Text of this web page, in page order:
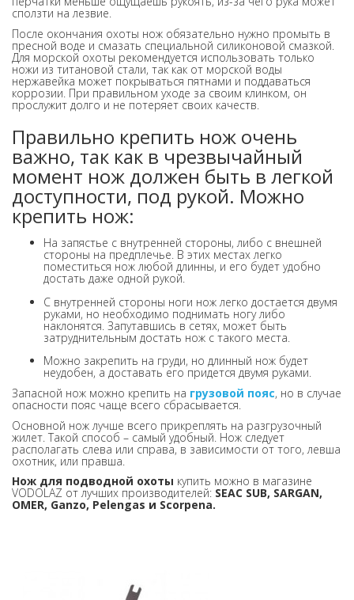
сползти на лезвие.
После окончания охоты нож обязательно нужно промыть в
пресной воде и смазать специальной силиконовой смазкой.
Для морской охоты рекомендуется использовать только
ножи из титановой стали, так как от морской воды
нержавейка может покрываться пятнами и поддаваться
коррозии. При правильном уходе за своим клинком, он
прослужит долго и не потеряет своих качеств.
Правильно крепить нож очень
важно, так как в чрезвычайный
момент нож должен быть в легкой
доступности, под рукой. Можно
крепить нож:
На запястье с внутренней стороны, либо с внешней
стороны на предплечье. В этих местах легко
поместиться нож любой длинны, и его будет удобно
достать даже одной рукой.
С внутренней стороны ноги нож легко достается двумя
руками, но необходимо поднимать ногу либо
наклонятся. Запутавшись в сетях, может быть
затруднительным достать нож с такого места.
Можно закрепить на груди, но длинный нож будет
неудобен, а доставать его придется двумя руками.
Запасной нож можно крепить на грузовой пояс, но в случае
опасности пояс чаще всего сбрасывается.
Основной нож лучше всего прикреплять на разгрузочный
жилет. Такой способ – самый удобный. Нож следует
располагать слева или справа, в зависимости от того, левша
охотник, или правша.
Нож для подводной охоты купить можно в магазине
VODOLAZ от лучших производителей: SEAC SUB, SARGAN,
OMER, Ganzo, Pelengas и Scorpena.